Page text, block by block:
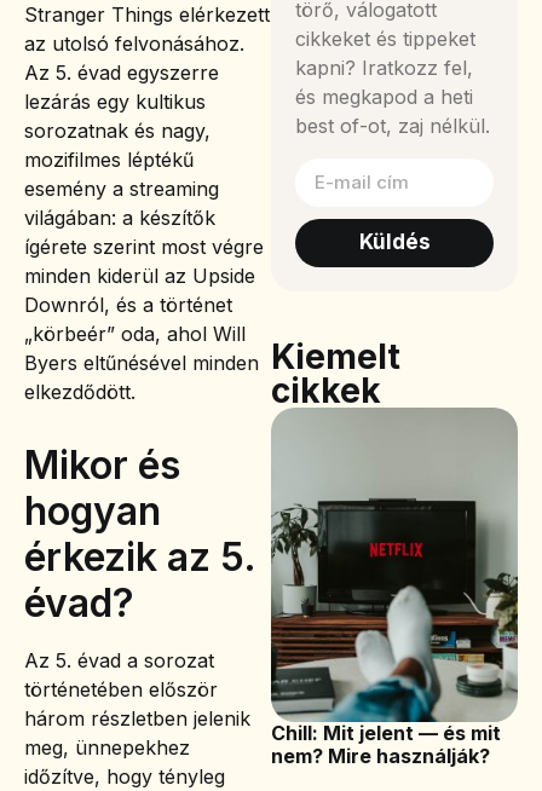
Stranger Things elérkezett
az utolsó felvonásához.
Az 5. évad egyszerre
lezárás egy kultikus
sorozatnak és nagy,
mozifilmes léptékű
esemény a streaming
világában: a készítők
ígérete szerint most végre
minden kiderül az Upside
Downról, és a történet
„körbeér” oda, ahol Will
Byers eltűnésével minden
elkezdődött.
Mikor és
hogyan
érkezik az 5.
évad?
Az 5. évad a sorozat
történetében először
három részletben jelenik
meg, ünnepekhez
időzítve, hogy tényleg
törő, válogatott
cikkeket és tippeket
kapni? Iratkozz fel,
és megkapod a heti
best of-ot, zaj nélkül.
Küldés
Kiemelt
cikkek
Chill: Mit jelent — és mit
nem? Mire használják?